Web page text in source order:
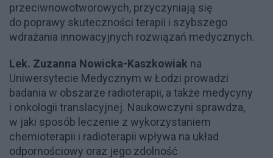
przeciwnowotworowych, przyczyniają się
do poprawy skuteczności terapii i szybszego
wdrażania innowacyjnych rozwiązań medycznych.
Lek. Zuzanna Nowicka-Kaszkowiak na
Uniwersytecie Medycznym w Łodzi prowadzi
badania w obszarze radioterapii, a także medycyny
i onkologii translacyjnej. Naukowczyni sprawdza,
w jaki sposób leczenie z wykorzystaniem
chemioterapii i radioterapii wpływa na układ
odpornościowy oraz jego zdolność